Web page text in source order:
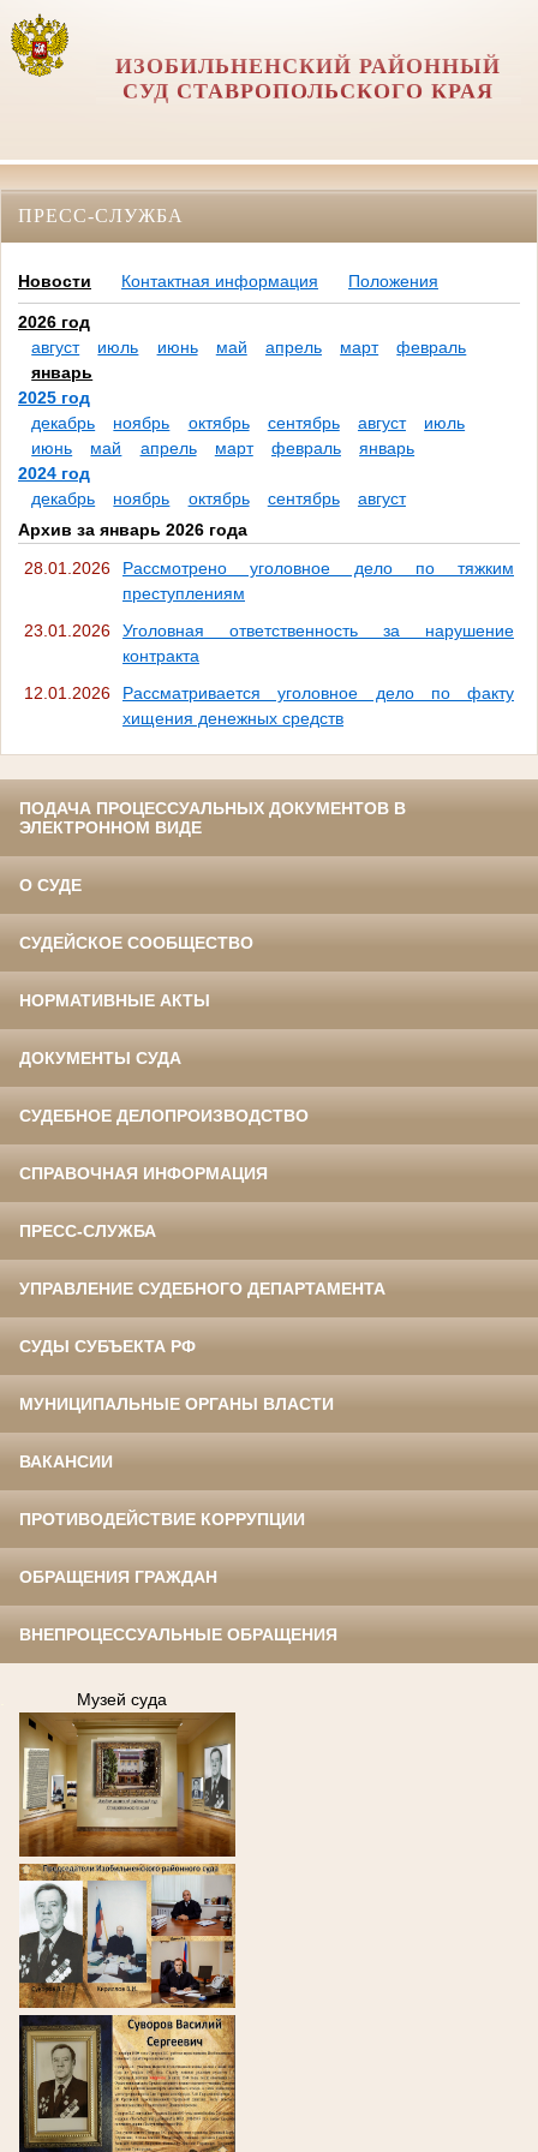
ИЗОБИЛЬНЕНСКИЙ РАЙОННЫЙ
СУД СТАВРОПОЛЬСКОГО КРАЯ
ПРЕСС-СЛУЖБА
Новости Контактная информация Положения
2026 год
август
июль июнь май апрель март
февраль
январь
2025 год
декабрь
ноябрь октябрь сентябрь август
июль
июнь
май апрель март февраль
январь
2024 год
декабрь
ноябрь октябрь сентябрь
август
Архив за январь 2026 года
28.01.2026
Рассмотрено уголовное дело по тяжким
преступлениям
23.01.2026
Уголовная ответственность за нарушение
контракта
12.01.2026
Рассматривается уголовное дело по факту
хищения денежных средств
ПОДАЧА ПРОЦЕССУАЛЬНЫХ ДОКУМЕНТОВ В
ЭЛЕКТРОННОМ ВИДЕ
О СУДЕ
СУДЕЙСКОЕ СООБЩЕСТВО
НОРМАТИВНЫЕ АКТЫ
ДОКУМЕНТЫ СУДА
СУДЕБНОЕ ДЕЛОПРОИЗВОДСТВО
СПРАВОЧНАЯ ИНФОРМАЦИЯ
ПРЕСС-СЛУЖБА
УПРАВЛЕНИЕ СУДЕБНОГО ДЕПАРТАМЕНТА
СУДЫ СУБЪЕКТА РФ
МУНИЦИПАЛЬНЫЕ ОРГАНЫ ВЛАСТИ
ВАКАНСИИ
ПРОТИВОДЕЙСТВИЕ КОРРУПЦИИ
ОБРАЩЕНИЯ ГРАЖДАН
ВНЕПРОЦЕССУАЛЬНЫЕ ОБРАЩЕНИЯ
Музей суда